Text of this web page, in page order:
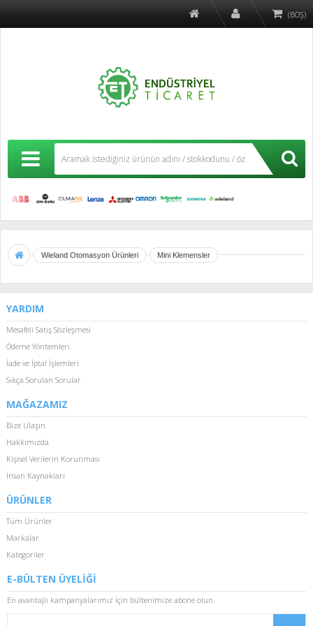
(BOŞ)
Wieland Otomasyon Ürünleri Mini Klemensler
YARDIM
Mesafeli Satış Sözleşmesi
Ödeme Yöntemleri
İade ve İptal İşlemleri
Sıkça Sorulan Sorular
MAĞAZAMIZ
Bize Ulaşın
Hakkımızda
Kişisel Verilerin Korunması
İnsan Kaynakları
ÜRÜNLER
Tüm Ürünler
Markalar
Kategoriler
E-BÜLTEN ÜYELİĞİ
En avantajlı kampanyalarımız için bültenimize abone olun.